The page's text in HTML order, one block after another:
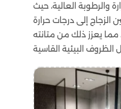
والرطوبة العالية، حيث
إلى درجات حرارة
مما يعزز ذلك من متانته